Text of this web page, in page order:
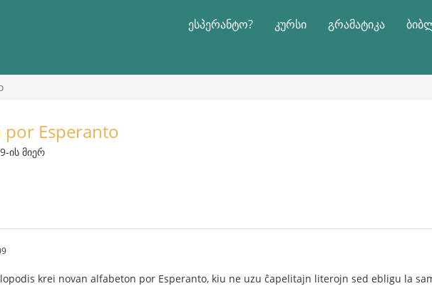
ესპერანტო? კურსი გრამატიკა
Esperanto
ის მიერ
krei novan alfabeton por Esperanto, kiu ne uzu ĉapelitajn literojn sed ebligu la